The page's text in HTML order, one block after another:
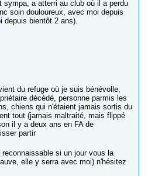
sympa, a atterri au club où il a perdu
soin douloureux, avec moi depuis
bientôt 2 ans).
du refuge où je suis bénévolle,
décédé, personne parmis les
chiens qui n'étaient jamais sortis du
tout (jamais maltraité, mais flippé
il y a deux ans en FA de
partir
si un jour vous la
elle y serra avec moi) n'hésitez